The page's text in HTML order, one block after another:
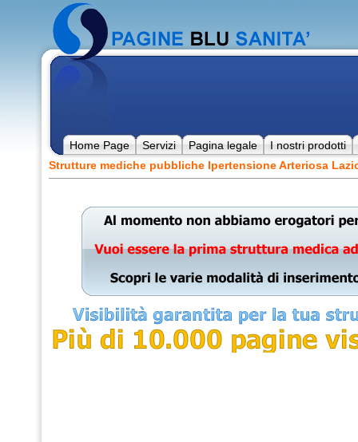
Home Page Servizi Pagina legale
I nostri prodotti
Strutture mediche pubbliche Ipertensione Arteriosa